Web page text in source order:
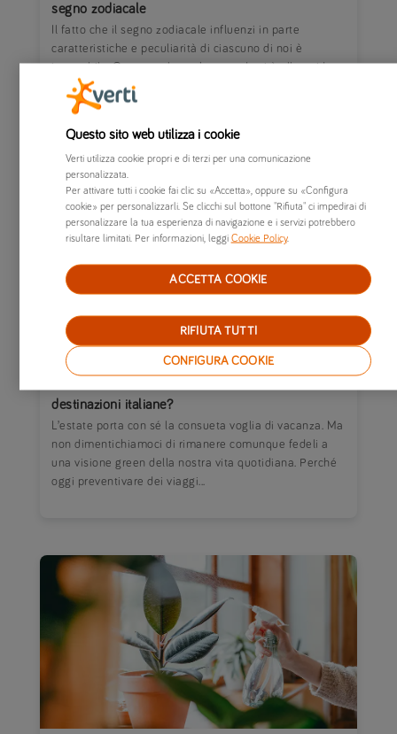
segno zodiacale
Il fatto che il segno zodiacale influenzi in parte
caratteristiche e peculiarità di ciascuno di noi è
innegabile. Questo vale anche quando si è alla guida:
sei un pilota prudente e ligio ai cartelli...
Viaggi ecosostenibili, quali sono le migliori
destinazioni italiane?
13/07/2021 CURIOSITÀ
L’estate porta con sé la consueta voglia di vacanza. Ma
non dimentichiamoci di rimanere comunque fedeli a
una visione green della nostra vita quotidiana. Perché
oggi preventivare dei viaggi...
Questo sito web utilizza i cookie
Verti utilizza cookie propri e di terzi per una comunicazione
personalizzata.
Per attivare tutti i cookie fai clic su «Accetta», oppure su «Configura
cookie» per personalizzarli. Se clicchi sul bottone "Rifiuta" ci impedirai di
personalizzare la tua esperienza di navigazione e i servizi potrebbero
risultare limitati. Per informazioni, leggi Cookie Policy.
CONFIGURA COOKIE
RIFIUTA TUTTI
ACCETTA COOKIE